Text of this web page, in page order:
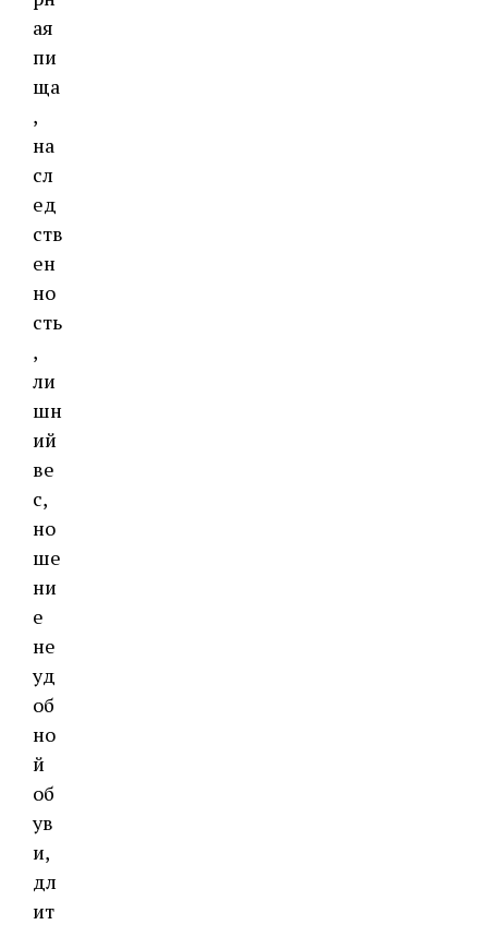
ая
пи
ща
,
на
сл
ед
ств
ен
но
сть
,
ли
шн
ий
ве
с,
но
ше
ни
е
не
уд
об
но
й
об
ув
и,
дл
ит